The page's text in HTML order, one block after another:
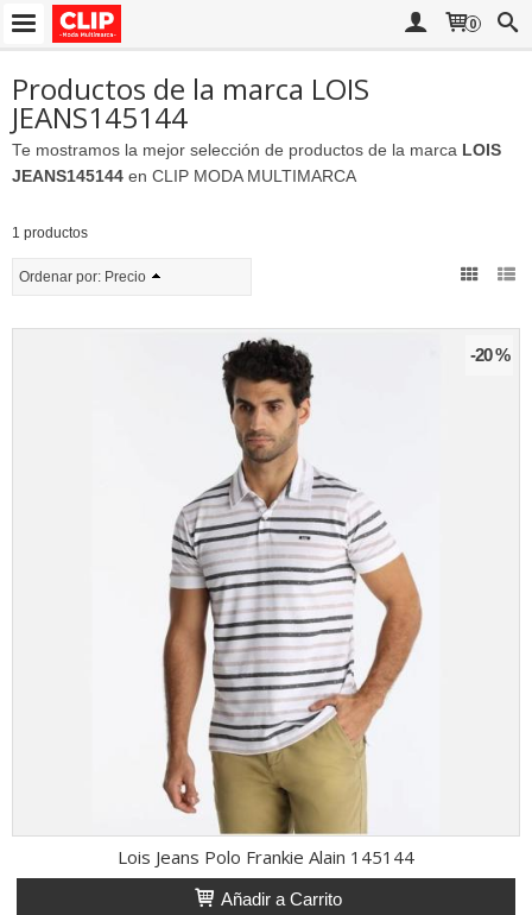
0
Productos de la marca LOIS
JEANS145144
Te mostramos la mejor selección de productos de la marca LOIS
JEANS145144 en CLIP MODA MULTIMARCA
1 productos
Ordenar por: Precio
-20 %
Lois Jeans Polo Frankie Alain 145144
Añadir a Carrito